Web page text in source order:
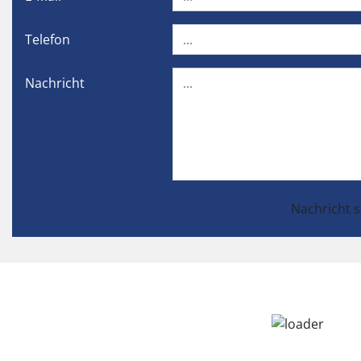
Telefon
Nachricht
Nachricht